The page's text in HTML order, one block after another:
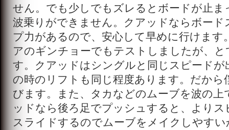
せん。でも少しでもズレるとボードが止ま
波乗りができません。クアッドならボード
プ力があるので、安心して早めに行けます
アのギンチョーでもテストしましたが、
す。クアッドはシングルと同じスピードが
の時のリフトも同じ程度あります。だから
びます。また、タカなどのムーブを波の上
ッドなら後ろ足でプッシュすると、より
スライドするのでムーブをメイクしやす